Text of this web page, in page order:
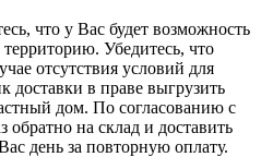
что у Вас будет возможность
территорию. Убедитесь, что
отсутствия условий для
доставки в праве выгрузить
дом. По согласованию с
на склад и доставить
день за повторную оплату.